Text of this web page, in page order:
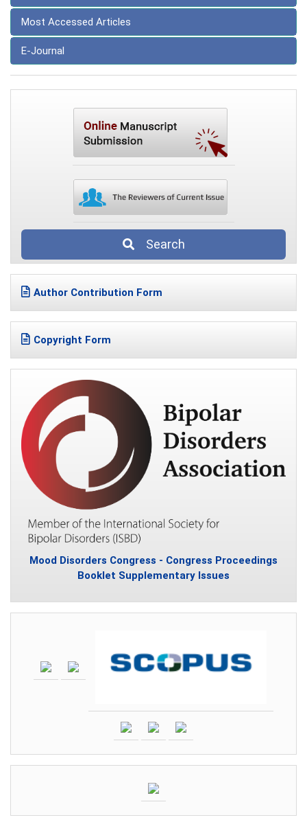
Most Accessed Articles
E-Journal
Search
Author Contribution Form
Copyright Form
Mood Disorders Congress - Congress Proceedings
Booklet Supplementary Issues